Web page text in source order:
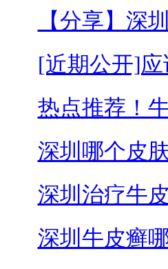
【分享】深
[近期公开]
热点推荐！
深圳哪个皮
深圳治疗牛
深圳牛皮癣